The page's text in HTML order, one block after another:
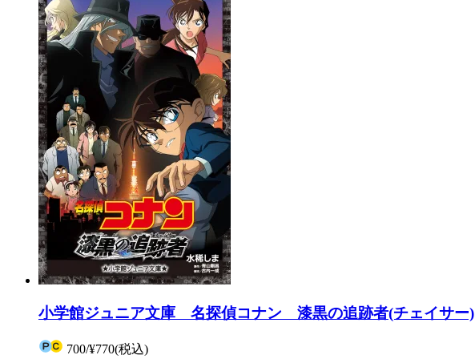
小学館ジュニア文庫 名探偵コナン 漆黒の追跡者(チェイサー)
700/¥770(税込)